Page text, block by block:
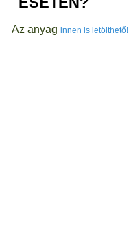
Az anyag innen is letölthető!